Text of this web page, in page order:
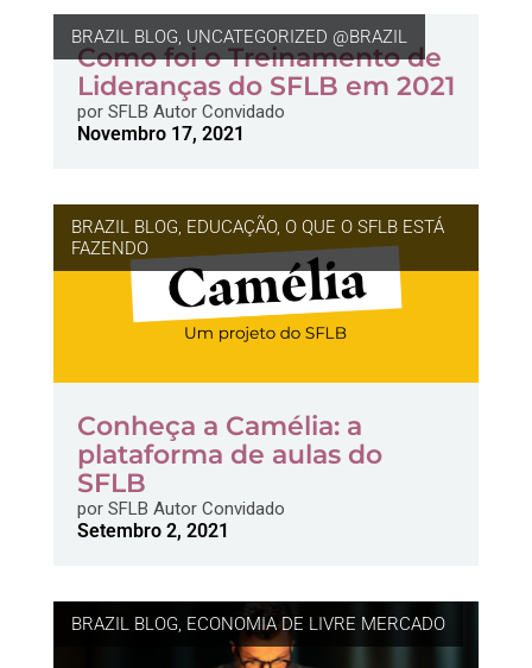
BRAZIL BLOG, UNCATEGORIZED @BRAZIL
Como foi o Treinamento de
Lideranças do SFLB em 2021
porSFLB Autor Convidado
Novembro 17, 2021
BRAZIL BLOG, EDUCAÇÃO, O QUE O SFLB ESTÁ
FAZENDO
Conheça a Camélia: a
plataforma de aulas do
SFLB
porSFLB Autor Convidado
Setembro 2, 2021
BRAZIL BLOG, ECONOMIA DE LIVRE MERCADO